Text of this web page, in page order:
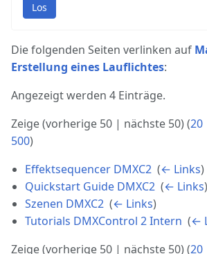
Los
Die folgenden Seiten verlinken auf
Erstellung eines Lauflichtes:
Angezeigt werden 4 Einträge.
Zeige (vorherige 50 | nächste 50) (20
500)
Effektsequencer DMXC2 (← Links)
Quickstart Guide DMXC2 (← Links)
Szenen DMXC2 (← Links)
Tutorials DMXControl 2 Intern (←
Zeige (vorherige 50 | nächste 50) (20